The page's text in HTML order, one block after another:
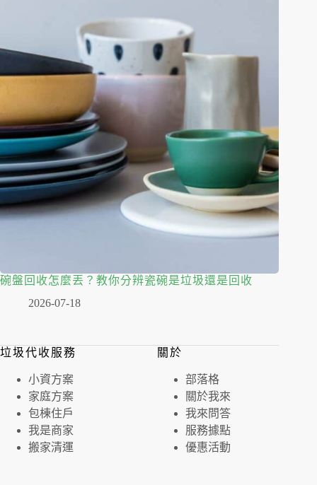
碗盤回收怎麼丟？教你分辨瓷碗是垃圾還是回收
2026-07-18
垃圾代收服務
⼩資⽅案
家庭⽅案
包棟住戶
我是商家
搬家清運
關於
部落格
關於我來
我來問答
服務據點
優惠活動